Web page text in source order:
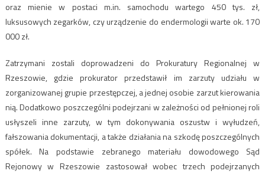
oraz mienie w postaci m.in. samochodu wartego 450 tys. zł,
luksusowych zegarków, czy urządzenie do endermologii warte ok. 170
000 zł.
Zatrzymani zostali doprowadzeni do Prokuratury Regionalnej w
Rzeszowie, gdzie prokurator przedstawił im zarzuty udziału w
zorganizowanej grupie przestępczej, a jednej osobie zarzut kierowania
nią. Dodatkowo poszczególni podejrzani w zależności od pełnionej roli
usłyszeli inne zarzuty, w tym dokonywania oszustw i wyłudzeń,
fałszowania dokumentacji, a także działania na szkodę poszczególnych
spółek. Na podstawie zebranego materiału dowodowego Sąd
Rejonowy w Rzeszowie zastosował wobec trzech podejrzanych